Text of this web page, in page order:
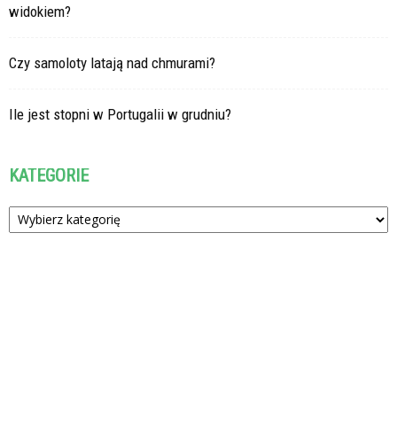
widokiem?
Czy samoloty latają nad chmurami?
Ile jest stopni w Portugalii w grudniu?
KATEGORIE
Kategorie